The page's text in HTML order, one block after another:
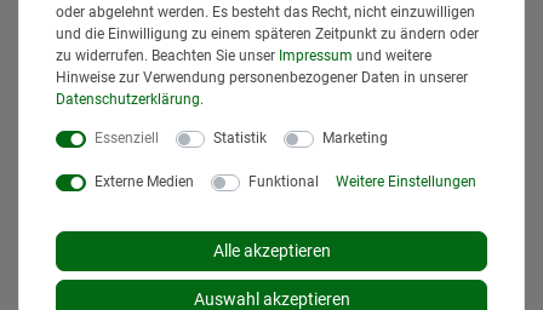
* Alle Preise inklusive gesetzlicher Mehrwertsteuer und
zuzüglichVersandkosten. Der Versand erfolgt bei vielen
Artikeln bei Bestellungen bis 14 Uhr und Sofortbezahlung
(z.B. PayPal) bereits am gleichen Werktag. Die angegebenen
Lieferzeiten gelten für Lieferungen innerhalb Deutschlands.
Versand innerhalb Deutschlands, soweit kein anders
Lieferzeiten für andere Länder entnehmen Sie bitte
den
Versandinformationen.
oder abgelehnt werden. Es besteht das Recht, nicht einzuwilligen
und die Einwilligung zu einem späteren Zeitpunkt zu ändern oder
zu widerrufen. Beachten Sie unser Impressum und weitere
Hinweise zur Verwendung personenbezogener Daten in unserer
Daten­schutz­erklärung.
Essenziell Statistik Marketing
Externe Medien Funktional Weitere Einstellungen
Alle akzeptieren
Auswahl akzeptieren